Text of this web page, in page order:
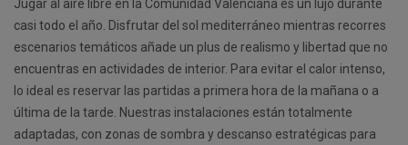
Jugar al aire libre en la Comunidad Valenciana es un lujo durante
casi todo el año. Disfrutar del sol mediterráneo mientras recorres
escenarios temáticos añade un plus de realismo y libertad que no
encuentras en actividades de interior. Para evitar el calor intenso,
lo ideal es reservar las partidas a primera hora de la mañana o a
última de la tarde. Nuestras instalaciones están totalmente
adaptadas, con zonas de sombra y descanso estratégicas para